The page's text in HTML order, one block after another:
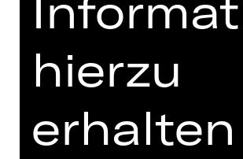
Damenclub zur
Nürnberg
hierzu
erhalten